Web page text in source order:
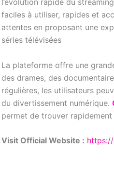
l’évolution rapide du
faciles à utiliser, rapides et
attentes en proposant une
séries télévisées
La plateforme offre une
des drames, des
régulières, les utilisateurs
du divertissement numérique.
permet de trouver
Visit Official Website :